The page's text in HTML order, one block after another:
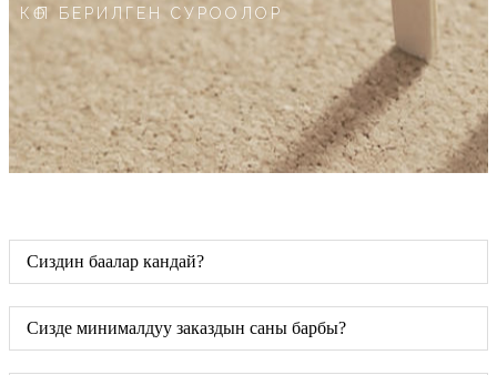
КӨП БЕРИЛГЕН СУРООЛОР
Сиздин баалар кандай?
Сизде минималдуу заказдын саны барбы?